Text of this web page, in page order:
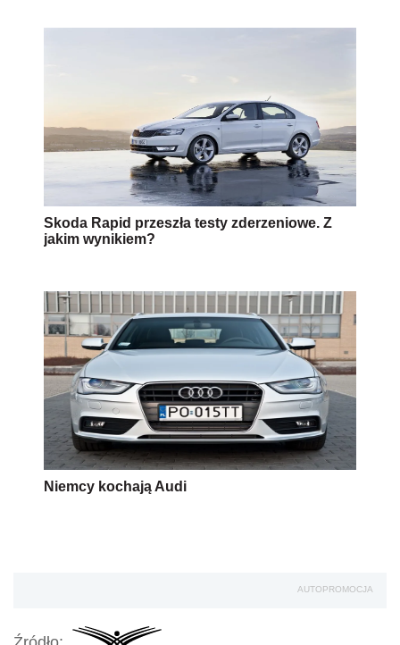
Skoda Rapid przeszła testy zderzeniowe. Z
jakim wynikiem?
Niemcy kochają Audi
AUTOPROMOCJA